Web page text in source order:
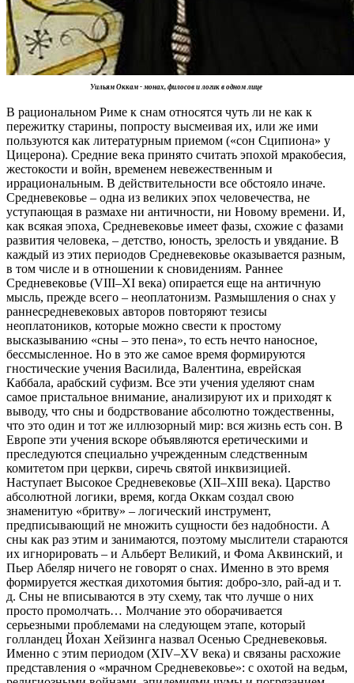
Уильям Оккам - монах, филосов и логик в одном лице
В рациональном Риме к снам относятся чуть ли не как к
пережитку старины, попросту высмеивая их, или же ими
пользуются как литературным приемом («сон Сципиона» у
Цицерона). Средние века принято считать эпохой мракобесия,
жестокости и войн, временем невежественным и
иррациональным. В действительности все обстояло иначе.
Средневековье – одна из великих эпох человечества, не
уступающая в размахе ни античности, ни Новому времени. И,
как всякая эпоха, Средневековье имеет фазы, схожие с фазами
развития человека, – детство, юность, зрелость и увядание. В
каждый из этих периодов Средневековье оказывается разным,
в том числе и в отношении к сновидениям. Раннее
Средневековье (VIII–XI века) опирается еще на античную
мысль, прежде всего – неоплатонизм. Размышления о снах у
раннесредневековых авторов повторяют тезисы
неоплатоников, которые можно свести к простому
высказыванию «сны – это пена», то есть нечто наносное,
бессмысленное. Но в это же самое время формируются
гностические учения Василида, Валентина, еврейская
Каббала, арабский суфизм. Все эти учения уделяют снам
самое пристальное внимание, анализируют их и приходят к
выводу, что сны и бодрствование абсолютно тождественны,
что это один и тот же иллюзорный мир: вся жизнь есть сон. В
Европе эти учения вскоре объявляются еретическими и
преследуются специально учрежденным следственным
комитетом при церкви, сиречь святой инквизицией.
Наступает Высокое Средневековье (XII–XIII века). Царство
абсолютной логики, время, когда Оккам создал свою
знаменитую «бритву» – логический инструмент,
предписывающий не множить сущности без надобности. А
сны как раз этим и занимаются, поэтому мыслители стараются
их игнорировать – и Альберт Великий, и Фома Аквинский, и
Пьер Абеляр ничего не говорят о снах. Именно в это время
формируется жесткая дихотомия бытия: добро-зло, рай-ад и т.
д. Сны не вписываются в эту схему, так что лучше о них
просто промолчать… Молчание это оборачивается
серьезными проблемами на следующем этапе, который
голландец Йохан Хейзинга назвал Осенью Средневековья.
Именно с этим периодом (XIV–XV века) и связаны расхожие
представления о «мрачном Cредневековье»: с охотой на ведьм,